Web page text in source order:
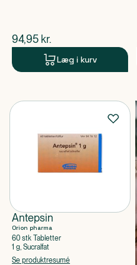
$nuværende pris
94,95 kr.
Læg i kurv
Antepsin
Orion pharma
60 stk Tabletter
1 g, Sucralfat
Se produktresumé